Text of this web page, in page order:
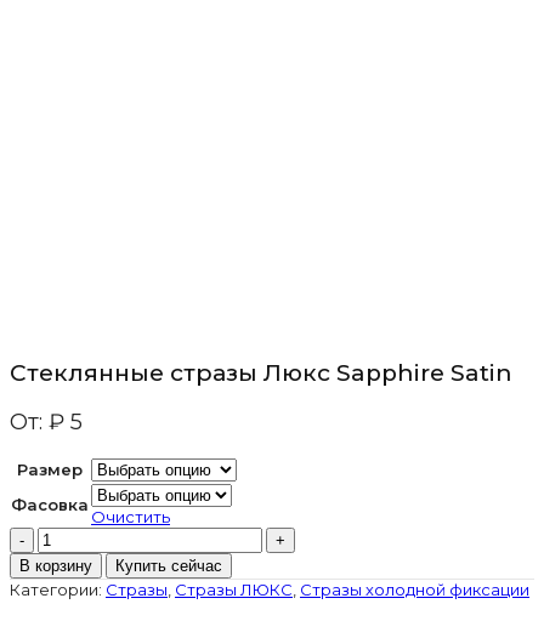
Стеклянные стразы Люкс Sapphire Satin
От: ₽ 5
Размер
Фасовка
Очистить
Количество
товара
Стеклянные
стразы
В корзину Купить сейчас
Категории: Стразы Стразы ЛЮКС Стразы холодной фиксации